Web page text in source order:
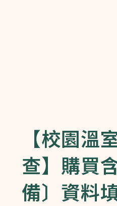
【校園溫
查】購買
備〕資料